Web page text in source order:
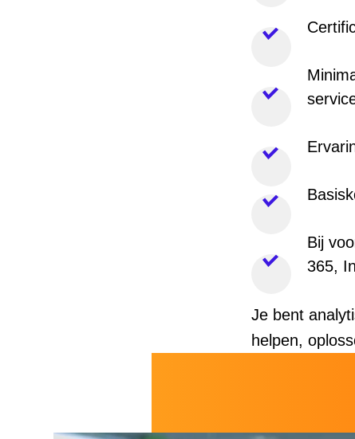
Bij
365,
Je bent
helpen,